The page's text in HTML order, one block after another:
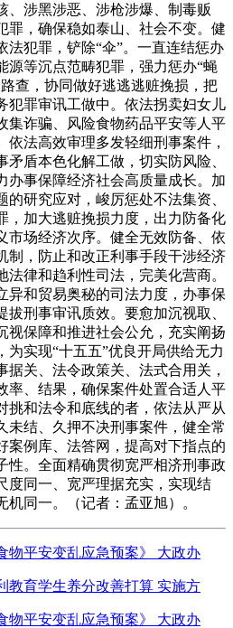
、涉黑涉恶、涉枪涉爆、制毒贩
罪，确保稳如泰山、社会不变。健
法犯罪，铲除“伞”。一直连结惩办
源等沉点范畴犯罪，强力惩办“蝇
查，协同做好逃逃逃赃挽损，把
犯罪审讯工做中。依法拐卖妇女儿
集诈骗、风险食物药品平安等人平
法高效审理多发轻细刑事案件，
盾本色化解工做，切实防风险、
办事保障经济社会高质量成长。加
研究应对，峻厉惩处不法集资、
，加大逃赃挽损力度，出力防备化
市场经济次序。健全无效防备、依
制，防止和改正利事手段干涉经济
律和趋利性司法，完美化营商。
异和贸易奥秘的司法力度，办事保
刑事审讯质效。要愈加沉视取、
视保障和推进社会公允，充实阐扬
为实现“十五五”优良开局供给无力
关、法令政策关、法式合用关，
率、结果，确保案件处置合适人平
挑和法令和底线的者，依法从严从
未结、久押不决刑事案件，健全常
案例库、法答网，提高对下指点的
性。全面精确贯彻宽严相济刑事政
度同一、宽严理据充实，实现结
同一。（记者：孟亚旭）。
物平安变乱应急预案》 大政办
教育学生养分改善打算 实施方
物平安变乱应急预案》 大政办